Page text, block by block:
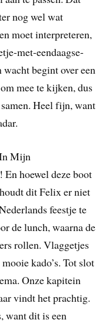
nog wel wat
moet interpreteren,
met-eendaagse-
begint over een
mee te kijken, dus
Heel fijn, want
Mijn
hoewel deze boot
dit Felix er niet
feestje te
de lunch, waarna de
rollen. Vlaggetjes
kado’s. Tot slot
Onze kapitein
vindt het prachtig.
want dit is een